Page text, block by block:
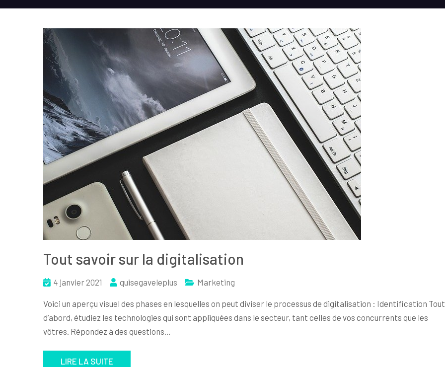
Tout savoir sur la digitalisation
4 janvier 2021 quisegaveleplus Marketing
Voici un aperçu visuel des phases en lesquelles on peut diviser le processus de digitalisation : Identification Tout
d’abord, étudiez les technologies qui sont appliquées dans le secteur, tant celles de vos concurrents que les
vôtres. Répondez à des questions…
LIRE LA SUITE